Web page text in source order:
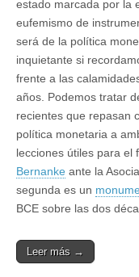
estado marcada por la
eufemismo de
será de la política
inquietante si
frente a las
años. Podemos tratar
recientes que repasan
política monetaria a
lecciones útiles para el
Bernanke ante la
segunda es un
BCE sobre las dos
Leer más →